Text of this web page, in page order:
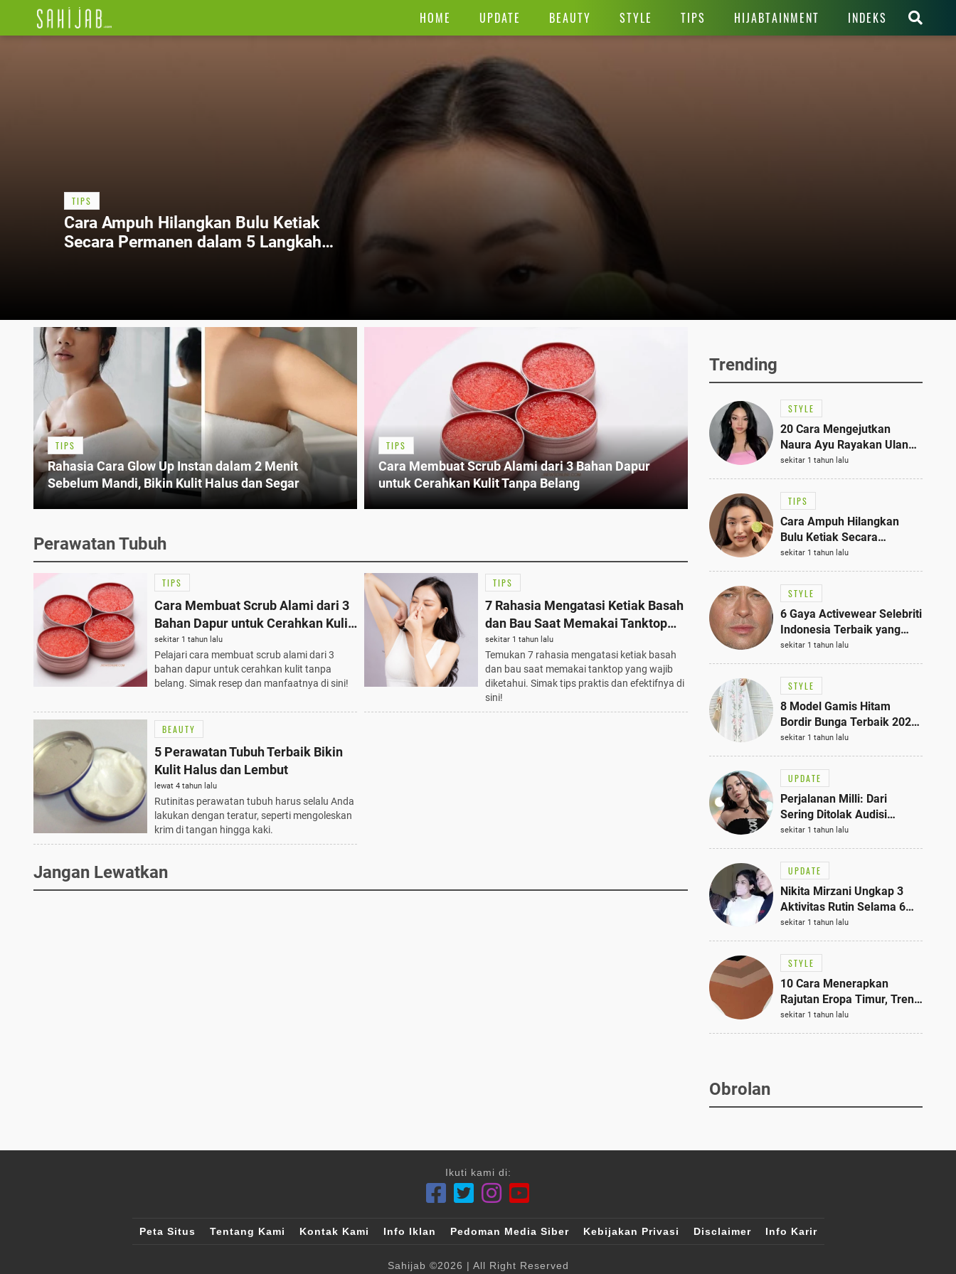
HOME UPDATE BEAUTY STYLE TIPS HIJABTAINMENT INDEKS
TIPS
Cara Ampuh Hilangkan Bulu Ketiak
Secara Permanen dalam 5 Langkah
TIPS
Rahasia Cara Glow Up Instan dalam 2 Menit
Sebelum Mandi, Bikin Kulit Halus dan Segar
TIPS
Cara Membuat Scrub Alami dari 3 Bahan Dapur
untuk Cerahkan Kulit Tanpa Belang
Perawatan Tubuh
TIPS
Cara Membuat Scrub Alami dari 3
Bahan Dapur untuk Cerahkan Kulit
Tanpa Belang
sekitar 1 tahun lalu
Pelajari cara membuat scrub alami dari 3
bahan dapur untuk cerahkan kulit tanpa
belang. Simak resep dan manfaatnya di sini!
TIPS
7 Rahasia Mengatasi Ketiak Basah
dan Bau Saat Memakai Tanktop
yang Wajib Diketahui
sekitar 1 tahun lalu
Temukan 7 rahasia mengatasi ketiak basah
dan bau saat memakai tanktop yang wajib
diketahui. Simak tips praktis dan efektifnya di
sini!
BEAUTY
5 Perawatan Tubuh Terbaik Bikin
Kulit Halus dan Lembut
lewat 4 tahun lalu
Rutinitas perawatan tubuh harus selalu Anda
lakukan dengan teratur, seperti mengoleskan
krim di tangan hingga kaki.
Jangan Lewatkan
Trending
STYLE
20 Cara Mengejutkan
Naura Ayu Rayakan Ulang
Tahun di Panti Asuhan,
Terlihat Anggun dengan
Kaftan Cokelat
sekitar 1 tahun lalu
TIPS
Cara Ampuh Hilangkan
Bulu Ketiak Secara
Permanen dalam 5
Langkah Sederhana
sekitar 1 tahun lalu
STYLE
6 Gaya Activewear Selebriti
Indonesia Terbaik yang
Bisa Jadi Inspirasi
Fashionmu
sekitar 1 tahun lalu
STYLE
8 Model Gamis Hitam
Bordir Bunga Terbaik 2025,
Stylish untuk Hangout
hingga Acara Semi-Formal
sekitar 1 tahun lalu
UPDATE
Perjalanan Milli: Dari
Sering Ditolak Audisi
hingga Menjadi Rapper Top
10 Thailand
sekitar 1 tahun lalu
UPDATE
Nikita Mirzani Ungkap 3
Aktivitas Rutin Selama 6
Bulan di Rutan Pondok
Bambu, Terungkap!
sekitar 1 tahun lalu
STYLE
10 Cara Menerapkan
Rajutan Eropa Timur, Tren
Mode Terbaik dan Paling
Dicari 2023
sekitar 1 tahun lalu
Obrolan
Ikuti kami di:
Peta Situs Tentang Kami Kontak Kami Info Iklan Pedoman Media Siber Kebijakan Privasi Disclaimer Info Karir
Sahijab ©2026 | All Right Reserved